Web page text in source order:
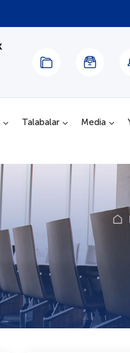
Talabalar Media